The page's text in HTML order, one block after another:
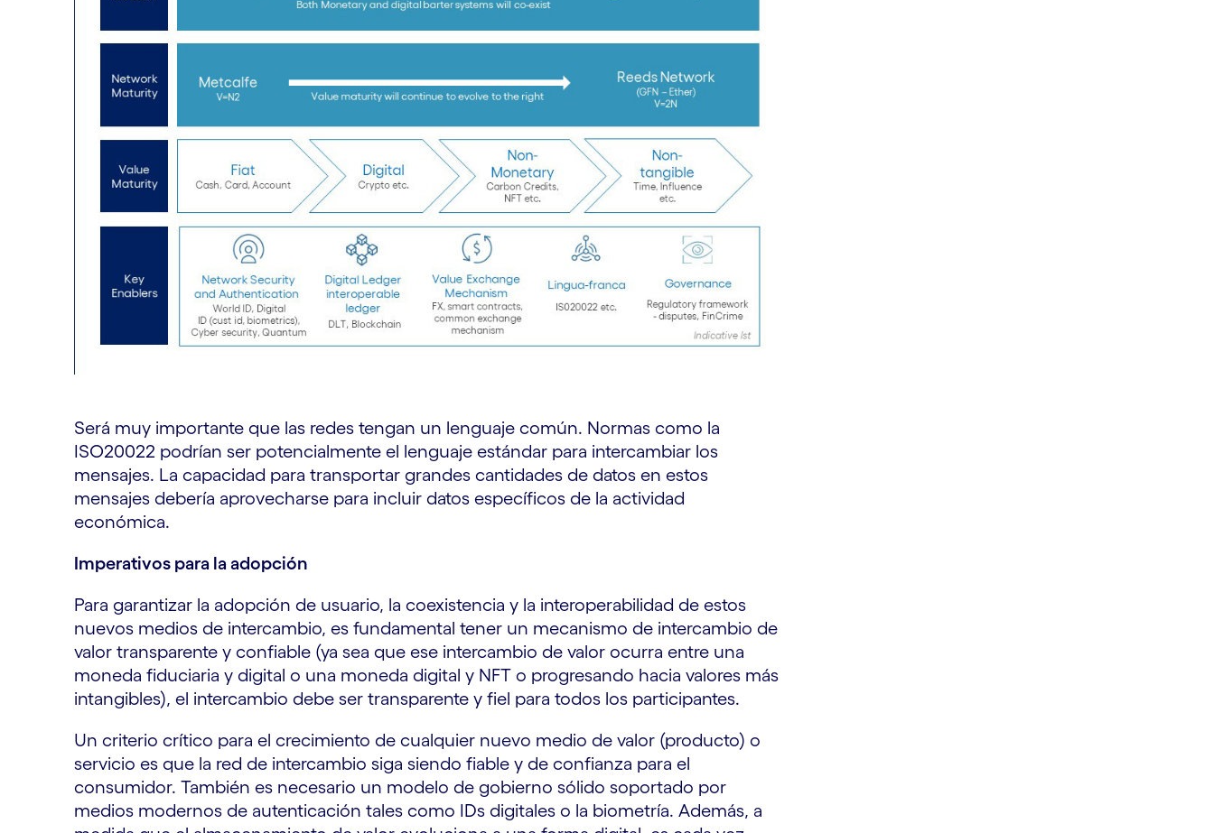
Será muy importante que las redes tengan un lenguaje común. Normas como la
ISO20022 podrían ser potencialmente el lenguaje estándar para intercambiar los
mensajes. La capacidad para transportar grandes cantidades de datos en estos
mensajes debería aprovecharse para incluir datos específicos de la actividad
económica.
Imperativos para la adopción
Para garantizar la adopción de usuario, la coexistencia y la interoperabilidad de estos
nuevos medios de intercambio, es fundamental tener un mecanismo de intercambio de
valor transparente y confiable (ya sea que ese intercambio de valor ocurra entre una
moneda fiduciaria y digital o una moneda digital y NFT o progresando hacia valores más
intangibles), el intercambio debe ser transparente y fiel para todos los participantes.
Un criterio crítico para el crecimiento de cualquier nuevo medio de valor (producto) o
servicio es que la red de intercambio siga siendo fiable y de confianza para el
consumidor. También es necesario un modelo de gobierno sólido soportado por
medios modernos de autenticación tales como IDs digitales o la biometría. Además, a